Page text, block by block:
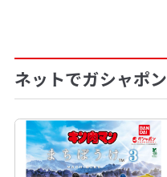
ネットでガシャポン